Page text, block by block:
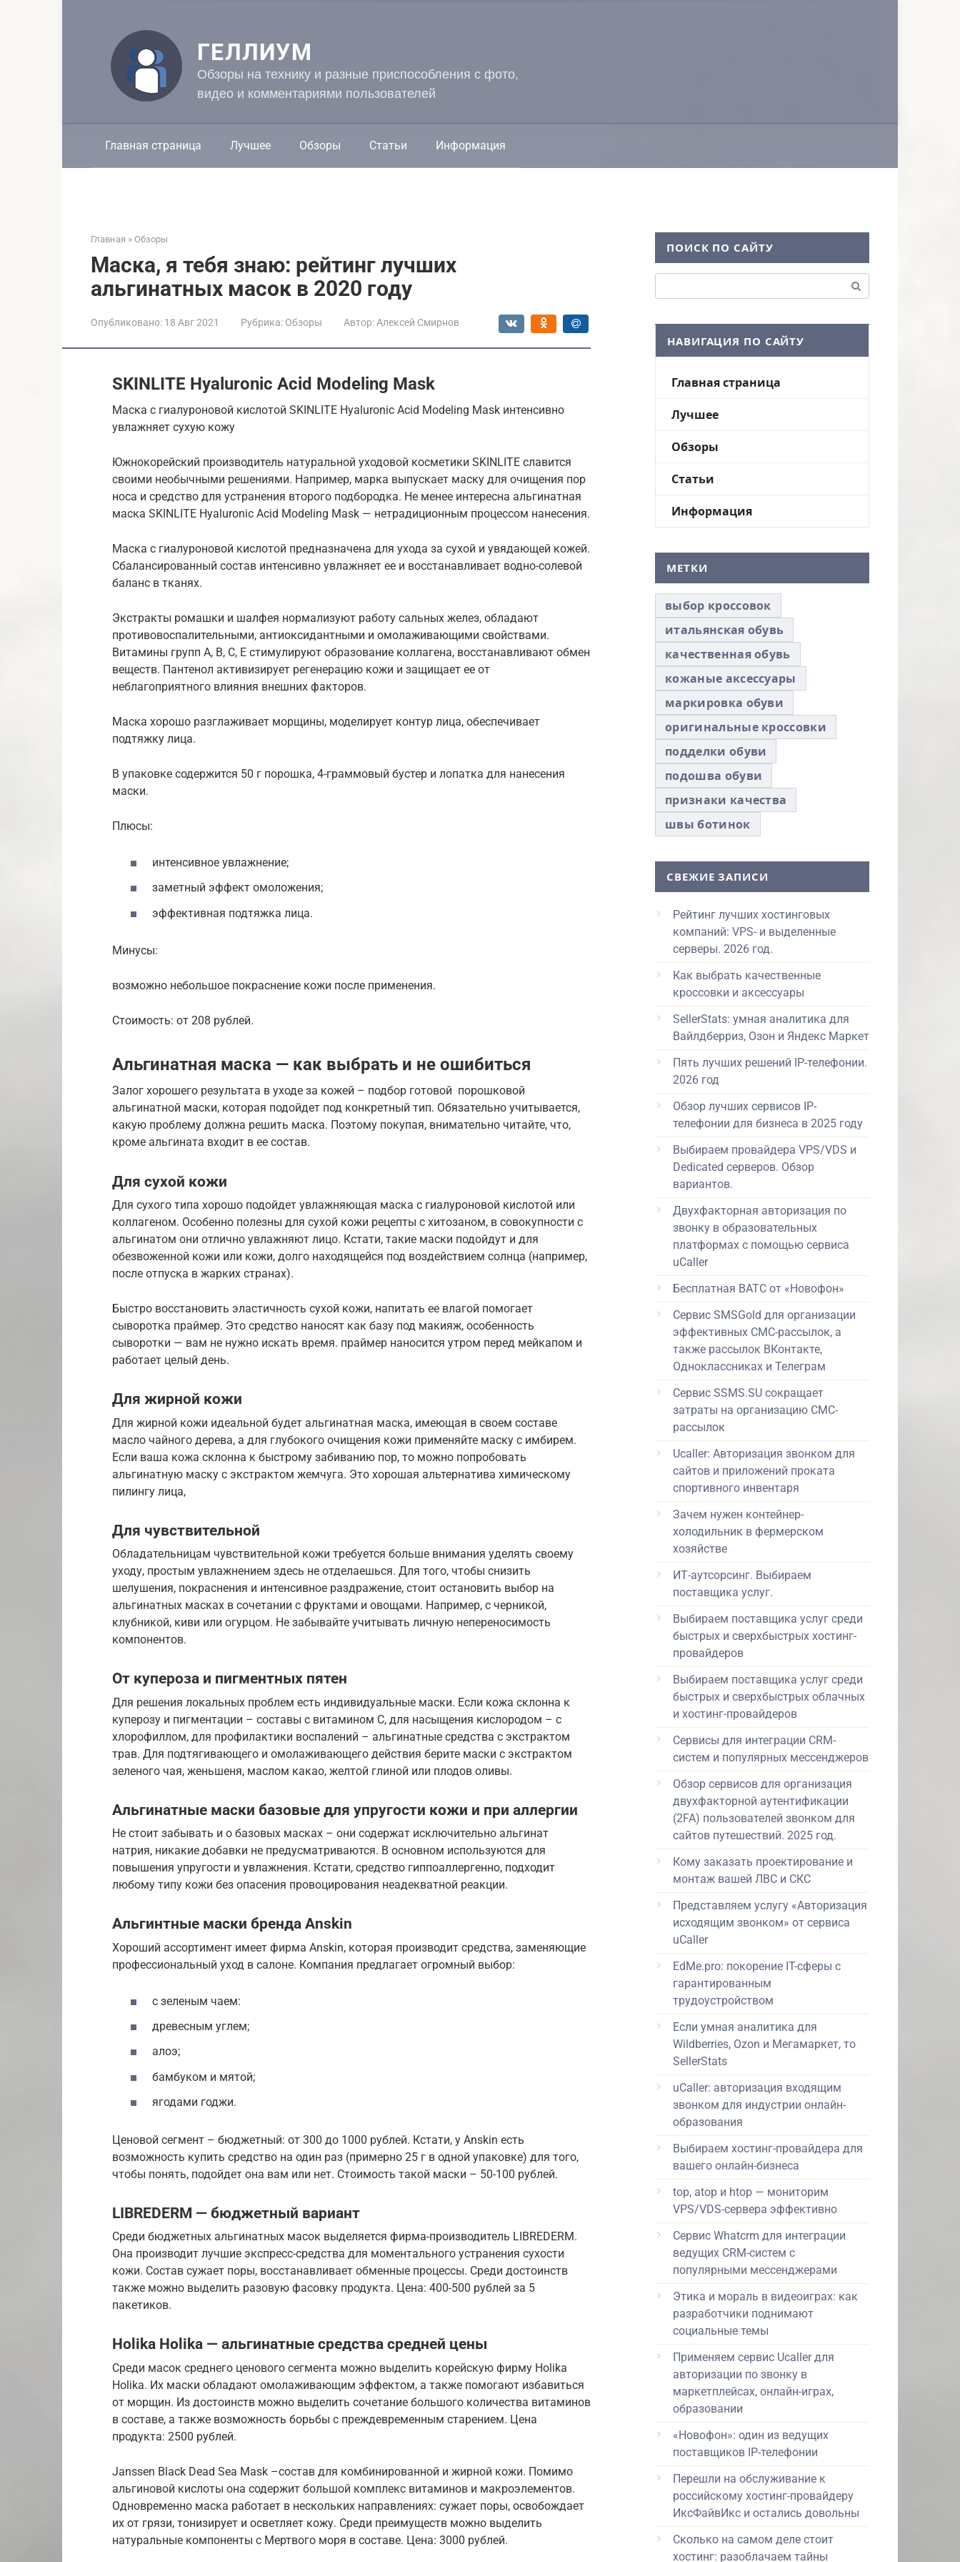
ГЕЛЛИУМ
Обзоры на технику и разные приспособления с фото,
видео и комментариями пользователей
Главная страница Лучшее Обзоры Статьи Информация
Главная » Обзоры
Маска, я тебя знаю: рейтинг лучших
альгинатных масок в 2020 году
Опубликовано: 18 Авг 2021 Рубрика: Обзоры Автор: Алексей Смирнов
SKINLITE Hyaluronic Acid Modeling Mask
Маска с гиалуроновой кислотой SKINLITE Hyaluronic Acid Modeling Mask интенсивно
увлажняет сухую кожу
Южнокорейский производитель натуральной уходовой косметики SKINLITE славится
своими необычными решениями. Например, марка выпускает маску для очищения пор
носа и средство для устранения второго подбородка. Не менее интересна альгинатная
маска SKINLITE Hyaluronic Acid Modeling Mask — нетрадиционным процессом нанесения.
Маска с гиалуроновой кислотой предназначена для ухода за сухой и увядающей кожей.
Сбалансированный состав интенсивно увлажняет ее и восстанавливает водно-солевой
баланс в тканях.
Экстракты ромашки и шалфея нормализуют работу сальных желез, обладают
противовоспалительными, антиоксидантными и омолаживающими свойствами.
Витамины групп A, B, C, E стимулируют образование коллагена, восстанавливают обмен
веществ. Пантенол активизирует регенерацию кожи и защищает ее от
неблагоприятного влияния внешних факторов.
Маска хорошо разглаживает морщины, моделирует контур лица, обеспечивает
подтяжку лица.
В упаковке содержится 50 г порошка, 4-граммовый бустер и лопатка для нанесения
маски.
Плюсы:
интенсивное увлажнение;
заметный эффект омоложения;
эффективная подтяжка лица.
Минусы:
возможно небольшое покраснение кожи после применения.
Стоимость: от 208 рублей.
Альгинатная маска — как выбрать и не ошибиться
Залог хорошего результата в уходе за кожей – подбор готовой порошковой
альгинатной маски, которая подойдет под конкретный тип. Обязательно учитывается,
какую проблему должна решить маска. Поэтому покупая, внимательно читайте, что,
кроме альгината входит в ее состав.
Для сухой кожи
Для сухого типа хорошо подойдет увлажняющая маска с гиалуроновой кислотой или
коллагеном. Особенно полезны для сухой кожи рецепты с хитозаном, в совокупности с
альгинатом они отлично увлажняют лицо. Кстати, такие маски подойдут и для
обезвоженной кожи или кожи, долго находящейся под воздействием солнца (например,
после отпуска в жарких странах).
Быстро восстановить эластичность сухой кожи, напитать ее влагой помогает
сыворотка праймер. Это средство наносят как базу под макияж, особенность
сыворотки — вам не нужно искать время. праймер наносится утром перед мейкапом и
работает целый день.
Для жирной кожи
Для жирной кожи идеальной будет альгинатная маска, имеющая в своем составе
масло чайного дерева, а для глубокого очищения кожи применяйте маску с имбирем.
Если ваша кожа склонна к быстрому забиванию пор, то можно попробовать
альгинатную маску с экстрактом жемчуга. Это хорошая альтернатива химическому
пилингу лица,
Для чувствительной
Обладательницам чувствительной кожи требуется больше внимания уделять своему
уходу, простым увлажнением здесь не отделаешься. Для того, чтобы снизить
шелушения, покраснения и интенсивное раздражение, стоит остановить выбор на
альгинатных масках в сочетании с фруктами и овощами. Например, с черникой,
клубникой, киви или огурцом. Не забывайте учитывать личную непереносимость
компонентов.
От купероза и пигментных пятен
Для решения локальных проблем есть индивидуальные маски. Если кожа склонна к
куперозу и пигментации – составы с витамином С, для насыщения кислородом – с
хлорофиллом, для профилактики воспалений – альгинатные средства с экстрактом
трав. Для подтягивающего и омолаживающего действия берите маски с экстрактом
зеленого чая, женьшеня, маслом какао, желтой глиной или плодов оливы.
Альгинатные маски базовые для упругости кожи и при аллергии
Не стоит забывать и о базовых масках – они содержат исключительно альгинат
натрия, никакие добавки не предусматриваются. В основном используются для
повышения упругости и увлажнения. Кстати, средство гиппоаллергенно, подходит
любому типу кожи без опасения провоцирования неадекватной реакции.
Альгинтные маски бренда Anskin
Хороший ассортимент имеет фирма Anskin, которая производит средства, заменяющие
профессиональный уход в салоне. Компания предлагает огромный выбор:
с зеленым чаем:
древесным углем;
алоэ;
бамбуком и мятой;
ягодами годжи.
Ценовой сегмент – бюджетный: от 300 до 1000 рублей. Кстати, у Anskin есть
возможность купить средство на один раз (примерно 25 г в одной упаковке) для того,
чтобы понять, подойдет она вам или нет. Стоимость такой маски – 50-100 рублей.
LIBREDERM — бюджетный вариант
Среди бюджетных альгинатных масок выделяется фирма-производитель LIBREDERM.
Она производит лучшие экспресс-средства для моментального устранения сухости
кожи. Состав сужает поры, восстанавливает обменные процессы. Среди достоинств
также можно выделить разовую фасовку продукта. Цена: 400-500 рублей за 5
пакетиков.
Holika Holika — альгинатные средства средней цены
Среди масок среднего ценового сегмента можно выделить корейскую фирму Holika
Holika. Их маски обладают омолаживающим эффектом, а также помогают избавиться
от морщин. Из достоинств можно выделить сочетание большого количества витаминов
в составе, а также возможность борьбы с преждевременным старением. Цена
продукта: 2500 рублей.
Janssen Black Dead Sea Mask –состав для комбинированной и жирной кожи. Помимо
альгиновой кислоты она содержит большой комплекс витаминов и макроэлементов.
Одновременно маска работает в нескольких направлениях: сужает поры, освобождает
их от грязи, тонизирует и осветляет кожу. Среди преимуществ можно выделить
натуральные компоненты с Мертвого моря в составе. Цена: 3000 рублей.
ПОИСК ПО САЙТУ
НАВИГАЦИЯ ПО САЙТУ
Главная страница
Лучшее
Обзоры
Статьи
Информация
МЕТКИ
выбор кроссовок
итальянская обувь
качественная обувь
кожаные аксессуары
маркировка обуви
оригинальные кроссовки
подделки обуви
подошва обуви
признаки качества
швы ботинок
СВЕЖИЕ ЗАПИСИ
Рейтинг лучших хостинговых
компаний: VPS- и выделенные
серверы. 2026 год.
Как выбрать качественные
кроссовки и аксессуары
SellerStats: умная аналитика для
Вайлдберриз, Озон и Яндекс Маркет
Пять лучших решений IP-телефонии.
2026 год
Обзор лучших сервисов IP-
телефонии для бизнеса в 2025 году
Выбираем провайдера VPS/VDS и
Dedicated серверов. Обзор
вариантов.
Двухфакторная авторизация по
звонку в образовательных
платформах с помощью сервиса
uCaller
Бесплатная ВАТС от «Новофон»
Сервис SMSGold для организации
эффективных СМС-рассылок, а
также рассылок ВКонтакте,
Одноклассниках и Телеграм
Сервис SSMS.SU сокращает
затраты на организацию СМС-
рассылок
Ucaller: Авторизация звонком для
сайтов и приложений проката
спортивного инвентаря
Зачем нужен контейнер-
холодильник в фермерском
хозяйстве
ИТ-аутсорсинг. Выбираем
поставщика услуг.
Выбираем поставщика услуг среди
быстрых и сверхбыстрых хостинг-
провайдеров
Выбираем поставщика услуг среди
быстрых и сверхбыстрых облачных
и хостинг-провайдеров
Сервисы для интеграции CRM-
систем и популярных мессенджеров
Обзор сервисов для организация
двухфакторной аутентификации
(2FA) пользователей звонком для
сайтов путешествий. 2025 год.
Кому заказать проектирование и
монтаж вашей ЛВС и СКС
Представляем услугу «Авторизация
исходящим звонком» от сервиса
uCaller
EdMe.pro: покорение IT-сферы с
гарантированным
трудоустройством
Если умная аналитика для
Wildberries, Ozon и Мегамаркет, то
SellerStats
uCaller: авторизация входящим
звонком для индустрии онлайн-
образования
Выбираем хостинг-провайдера для
вашего онлайн-бизнеса
top, atop и htop — мониторим
VPS/VDS-сервера эффективно
Сервис Whatcrm для интеграции
ведущих CRM-систем с
популярными мессенджерами
Этика и мораль в видеоиграх: как
разработчики поднимают
социальные темы
Применяем сервис Ucaller для
авторизации по звонку в
маркетплейсах, онлайн-играх,
образовании
«Новофон»: один из ведущих
поставщиков IP-телефонии
Перешли на обслуживание к
российскому хостинг-провайдеру
ИксФайвИкс и остались довольны
Сколько на самом деле стоит
хостинг: разоблачаем тайны